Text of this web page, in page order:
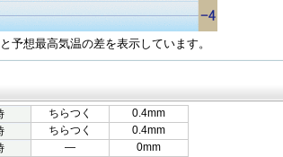
予想最高気温の差を表示しています。
ちらつく
0.4mm
ちらつく
0.4mm
―
0mm